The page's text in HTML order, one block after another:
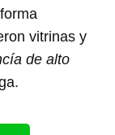
vitrinas y
de alto